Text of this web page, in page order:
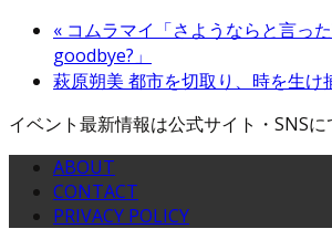
« コムラマイ「さようならと言っ
goodbye?」
萩原朔美 都市を切取り、時を生け
イベント最新情報は公式サイト・SNSに
ABOUT
CONTACT
PRIVACY POLICY